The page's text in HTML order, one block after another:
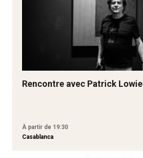
Rencontre avec Patrick Lowie
À partir de 19:30
Casablanca